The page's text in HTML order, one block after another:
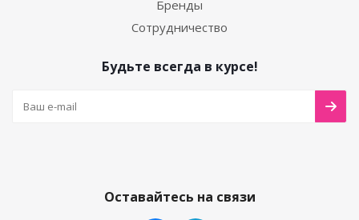
Бренды
Сотрудничество
Будьте всегда в курсе!
Оставайтесь на связи